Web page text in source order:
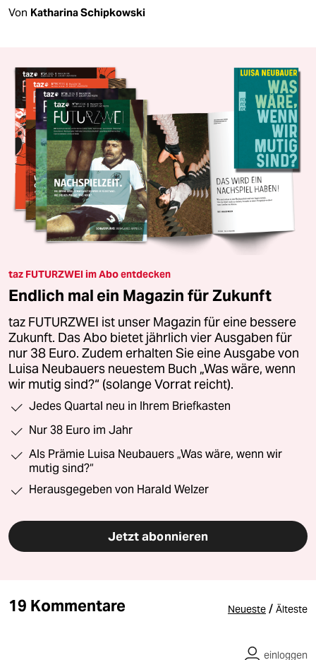
Von Katharina Schipkowski
taz FUTURZWEI im Abo entdecken
Endlich mal ein Magazin für Zukunft
taz FUTURZWEI ist unser Magazin für eine bessere
Zukunft. Das Abo bietet jährlich vier Ausgaben für
nur 38 Euro. Zudem erhalten Sie eine Ausgabe von
Luisa Neubauers neuestem Buch „Was wäre, wenn
wir mutig sind?“ (solange Vorrat reicht).
Jedes Quartal neu in Ihrem Briefkasten
Nur 38 Euro im Jahr
Als Prämie Luisa Neubauers „Was wäre, wenn wir
mutig sind?“
Herausgegeben von Harald Welzer
Jetzt abonnieren
19 Kommentare Neueste / Älteste
einloggen